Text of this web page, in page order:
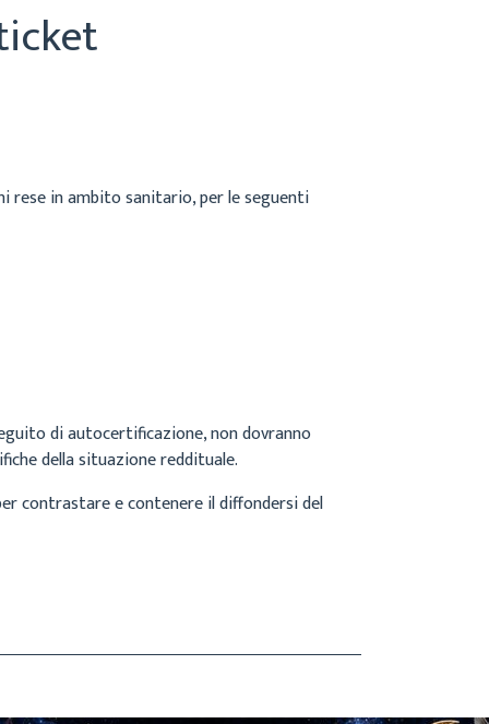
rese in ambito sanitario, per le seguenti
di autocertificazione, non dovranno
della situazione reddituale.
contrastare e contenere il diffondersi del